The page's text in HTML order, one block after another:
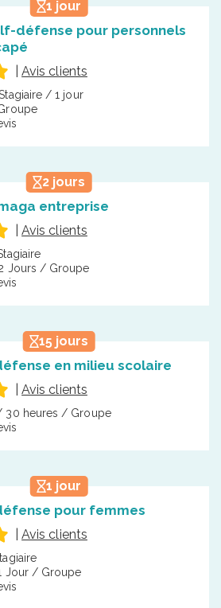
1 jour
défense pour personnels
Avis clients
/ 1 jour
2 jours
entreprise
Avis clients
Jours / Groupe
15 jours
en milieu scolaire
Avis clients
30 heures / Groupe
1 jour
pour femmes
Avis clients
Jour / Groupe